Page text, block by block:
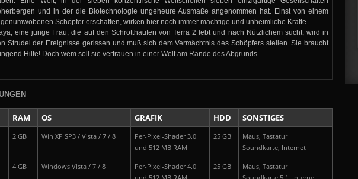
und in der die Biotechnologie ungeheure Ausmaße angenommen hat. Einst von einem
Schöpfer erschaffen, wirken hier noch immer mächtige und unheimliche Kräfte.
eine junge Frau, die auf den Schrotthaufen von Terra 2 lebt und nach Nützlichem sucht, wird in
Strudel der Ereignisse gerissen und muß sich dem Vermächtnis des Schöpfers stellen. Sie braucht
Hilfe! Doch wem soll sie vertrauen in einer Welt am Rande des Abgrunds ....
RAM OS GRAFIK HDD SONSTIGES
2 GB Win XP SP3 / Vista / 7 / 8
Per-Pixel-Shader 3.0
und 512 MB RAM
25 GB
Maus, Tastatur
Soundkarte, Internet
4 GB Windows Vista / 7 / 8
Per-Pixel-Shader 4.0
25 GB
Maus, Tastatur